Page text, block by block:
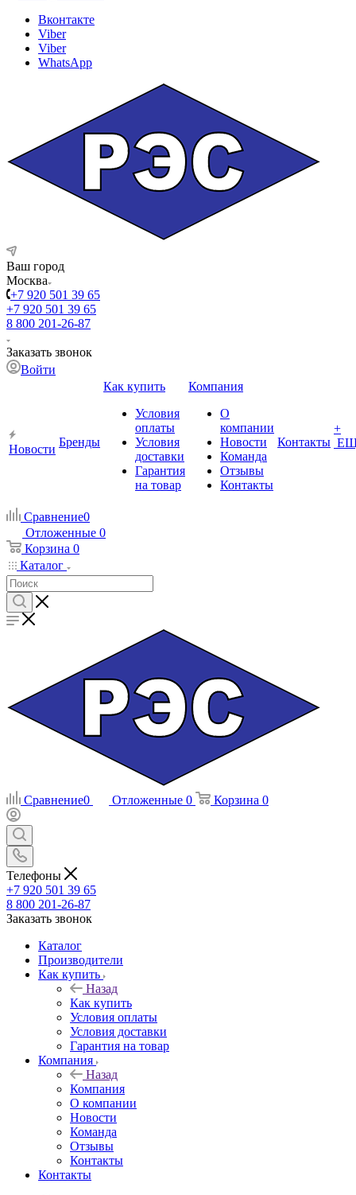
Вконтакте
Viber
Viber
WhatsApp
Ваш город
Москва
+7 920 501 39 65
+7 920 501 39 65
8 800 201-26-87
Заказать звонок
Войти
Новости
Бренды
Как купить
Условия
оплаты
Условия
доставки
Гарантия
на товар
Компания
О
компании
Новости
Команда
Отзывы
Контакты
Контакты
+
Сравнение0
Отложенные 0
Корзина 0
Каталог
Сравнение0 Отложенные 0 Корзина 0
Телефоны
+7 920 501 39 65
8 800 201-26-87
Заказать звонок
Каталог
Производители
Как купить
Назад
Как купить
Условия оплаты
Условия доставки
Гарантия на товар
Компания
Назад
Компания
О компании
Новости
Команда
Отзывы
Контакты
Контакты